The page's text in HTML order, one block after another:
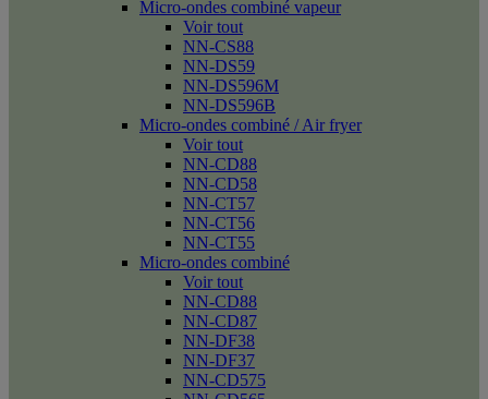
Micro-ondes combiné vapeur
Voir tout
NN-CS88
NN-DS59
NN-DS596M
NN-DS596B
Micro-ondes combiné / Air fryer
Voir tout
NN-CD88
NN-CD58
NN-CT57
NN-CT56
NN-CT55
Micro-ondes combiné
Voir tout
NN-CD88
NN-CD87
NN-DF38
NN-DF37
NN-CD575